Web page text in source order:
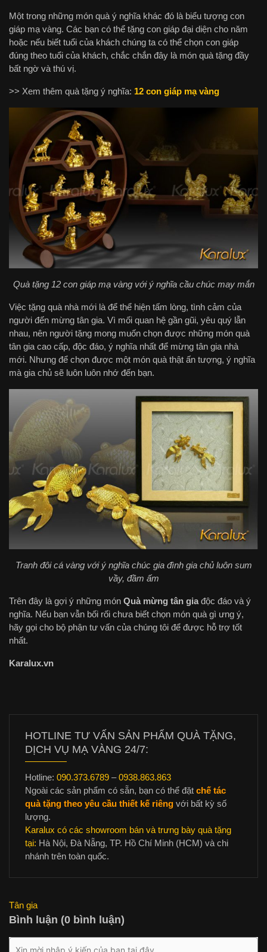
Một trong những món quà ý nghĩa khác đó là biểu tượng con
giáp mạ vàng. Các bạn có thể tặng con giáp đại diện cho năm
hoặc nếu biết tuổi của khách chúng ta có thể chọn con giáp
đúng theo tuổi của khách, chắc chắn đây là món quà tặng đầy
bất ngờ và thú vị.
>> Xem thêm quà tặng ý nghĩa: 12 con giáp mạ vàng
Quà tặng 12 con giáp mạ vàng với ý nghĩa cầu chúc may mắn
Việc tặng quà nhà mới là để thể hiện tấm lòng, tình cảm của
người đến mừng tân gia. Vì mối quan hệ gần gũi, yêu quý lẫn
nhau, nên người tặng mong muốn chọn được những món quà
tân gia cao cấp, độc đáo, ý nghĩa nhất để mừng tân gia nhà
mới. Nhưng để chọn được một món quà thật ấn tượng, ý nghĩa
mà gia chủ sẽ luôn luôn nhớ đến bạn.
Tranh đôi cá vàng với ý nghĩa chúc gia đình gia chủ luôn sum
vầy, đầm ấm
Trên đây là gợi ý những món Quà mừng tân giađộc đáo và ý
nghĩa. Nếu bạn vẫn bối rối chưa biết chọn món quà gì ưng ý,
hãy gọi cho bộ phận tư vấn của chúng tôi để được hỗ trợ tốt
nhất.
Karalux.vn
HOTLINE TƯ VẤN SẢN PHẨM QUÀ TẶNG,
DỊCH VỤ MẠ VÀNG 24/7:
Hotline: 090.373.6789 –0938.863.863
Ngoài các sản phẩm có sẵn, bạn có thể đặt chế tác
quà tặng theo yêu cầu thiết kế riêng với bất kỳ số
lượng.
Karalux có các showroom bán và trưng bày quà tặng
tại: Hà Nội, Đà Nẵng, TP. Hồ Chí Minh (HCM) và chi
nhánh trên toàn quốc.
Tân gia
Bình luận (0 bình luận)